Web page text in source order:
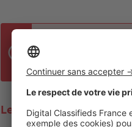
Le marché rennais